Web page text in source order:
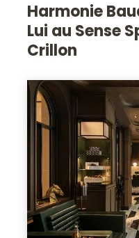
Harmonie
Lui au Sense
Crillon